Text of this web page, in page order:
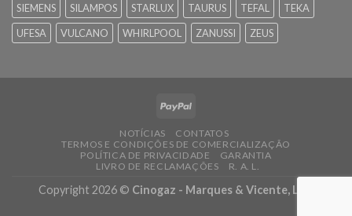
SIEMENS
SILAMPOS STARLUX TAURUS TEFAL
TEKA
UFESA
VULCANO WHIRLPOOL ZANUSSI ZEUS
NOTÍCIAS
CONTATOS
TERMOS E CONDIÇÕES DE COMERCIALIZAÇÃO
POLÍTICA DE PRIVACIDADE
GARANTIA
LIVRO DE RECLAMAÇÕES
R. A. L.
Copyright 2026 © Cinogaz - Marques & Vicente, Lda.